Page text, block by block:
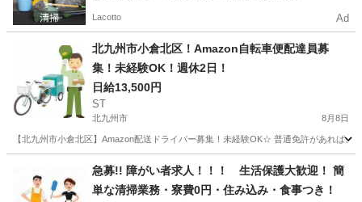
Lacotto Ad
北九州市小倉北区！Amazon自転車便配達員募
集！未経験OK！週休2日！
日給13,500円
ST
北九州市 8月8日
【北九州市小倉北区】Amazon配送ドライバー募集！未経験OK☆ 普通免許があれば
ドライバー Amazon
急募!! 障がい者求人！！！ 生活保護大歓迎！ 簡
単な清掃業務・寮費0円・住み込み・食事つき！